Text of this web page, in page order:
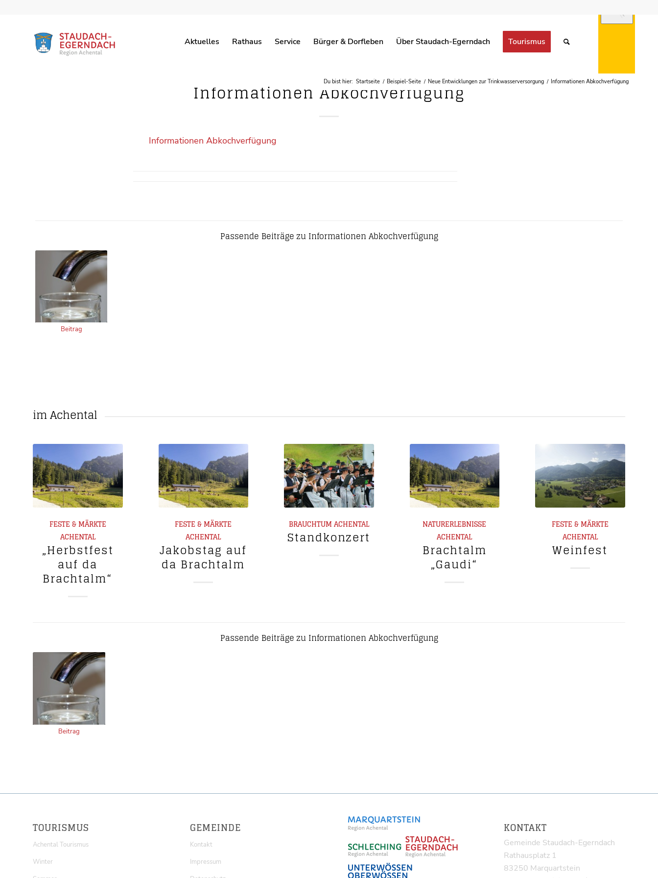
Aktuelles Rathaus Service Bürger & Dorfleben Über Staudach-Egerndach Tourismus
Du bist hier: Startseite / Beispiel-Seite / Neue Entwicklungen zur Trinkwasserversorgung / Informationen Abkochverfügung
Informationen Abkochverfügung
Informationen Abkochverfügung
Passende Beiträge zu Informationen Abkochverfügung
Beitrag
im Achental
FESTE & MÄRKTE
ACHENTAL
„Herbstfest
auf da
Brachtalm“
FESTE & MÄRKTE
ACHENTAL
Jakobstag auf
da Brachtalm
BRAUCHTUMACHENTAL
Standkonzert
NATURERLEBNISSE
ACHENTAL
Brachtalm
„Gaudi“
FESTE & MÄRKTE
ACHENTAL
Weinfest
Passende Beiträge zu Informationen Abkochverfügung
Beitrag
TOURISMUS
Achental Tourismus
Winter
GEMEINDE
Kontakt
Impressum
KONTAKT
Gemeinde Staudach-Egerndach
Rathausplatz 1
83250 Marquartstein